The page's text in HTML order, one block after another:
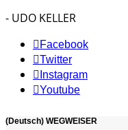
- UDO KELLER
Facebook
Twitter
Instagram
Youtube
(Deutsch) WEGWEISER